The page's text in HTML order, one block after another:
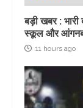
बड़ी खबर :
स्कूल और
11 hours ago